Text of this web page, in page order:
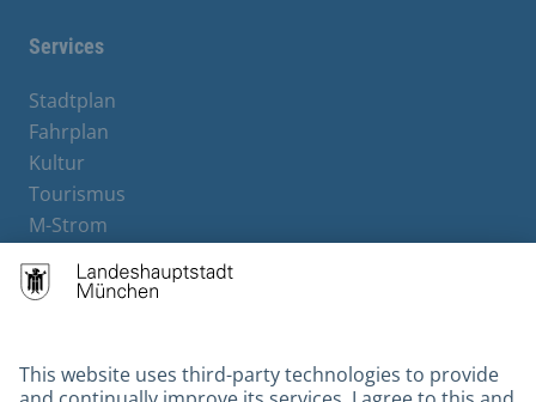
Services
Stadtplan
Fahrplan
Kultur
Tourismus
M-Strom
Hotels
Contact